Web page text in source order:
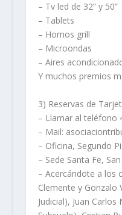
– Tv led de 32” y 50”
– Tablets
– Hornos grill
– Microondas
– Aires
Y muchos premios
3) Reservas de
– Llamar al teléfono
– Mail:
– Oficina, Segundo
– Sede Santa Fe,
– Acercándote a los
Clemente y Gonzalo
Judicial), Juan